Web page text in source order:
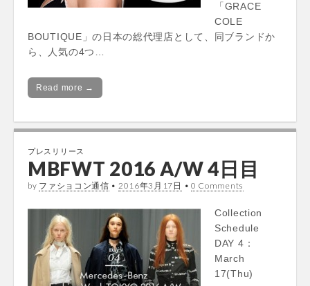
「GRACE
COLE
BOUTIQUE」の日本の総代理店として、同ブランドか
ら、人気の4つ…
Read more →
プレスリリース
MBFWT 2016 A/W 4日目
by ファショコン通信 • 2016年3月17日 • 0 Comments
Collection
Schedule
DAY 4：
March
17(Thu)